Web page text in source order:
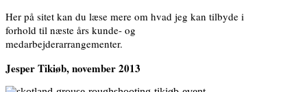
Her på sitet kan du læse mere om hvad jeg kan tilbyde i
forhold til næste års kunde- og
medarbejderarrangementer.
Jesper Tikiøb, november 2013